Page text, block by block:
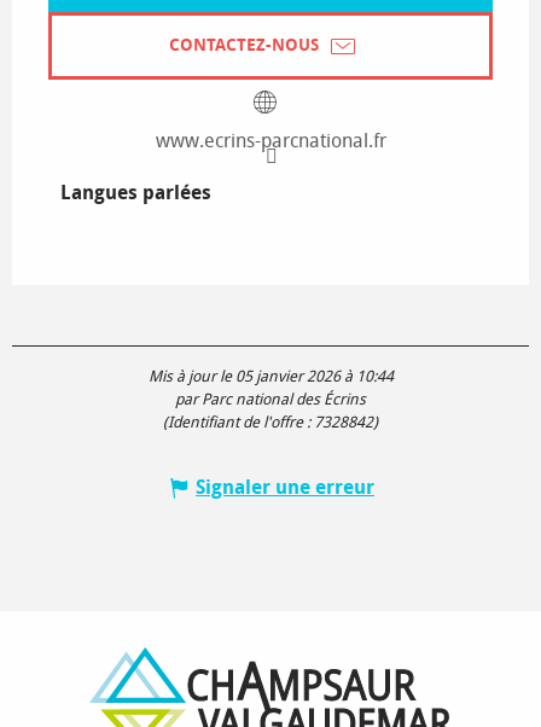
CONTACTEZ-NOUS
www.ecrins-parcnational.fr
Langues parlées
Langues parlées
Mis à jour le 05 janvier 2026 à 10:44
par Parc national des Écrins
(Identifiant de l'offre : 7328842)
Signaler une erreur